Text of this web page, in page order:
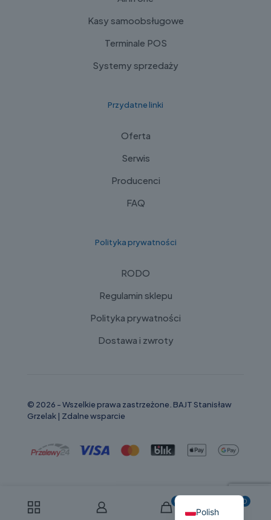
Kasy samoobsługowe
Terminale POS
Systemy sprzedaży
Przydatne linki
Oferta
Serwis
Producenci
FAQ
Polityka prywatności
RODO
Regulamin sklepu
Polityka prywatności
Dostawa i zwroty
© 2026 - Wszelkie prawa zastrzeżone. BAJT Stanisław
Grzelak | Zdalne wsparcie
0 0
Polish